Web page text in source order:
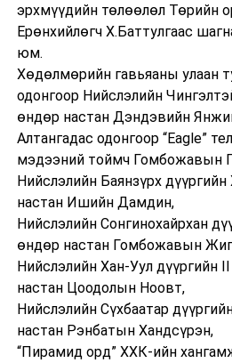
эрхмүүдийн төлөөлөл Төрийн
Ерөнхийлөгч Х.Баттулгаас
юм.
Хөдөлмөрийн гавьяаны улаан
одонгоор Нийслэлийн
өндөр настан Дэндэвийн
Алтангадас одонгоор “Eagle”
мэдээний тоймч Гомбожавын
Нийслэлийн Баянзүрх
настан Ишийн Дамдин,
Нийслэлийн Сонгинохайрхан
өндөр настан Гомбожавын
Нийслэлийн Хан-Уул дүүргийн
настан Цоодолын Ноовт,
Нийслэлийн Сүхбаатар
настан Рэнбатын Хандсүрэн,
“Пирамид орд” ХХК-ийн